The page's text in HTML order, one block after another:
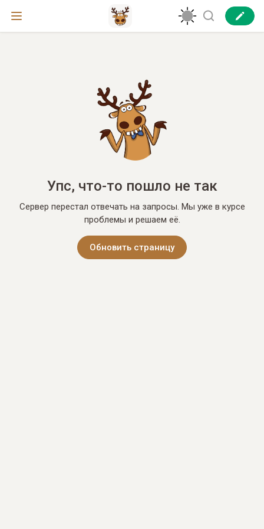
Упс, что-то пошло не так
Сервер перестал отвечать на запросы. Мы уже в курсе
проблемы и решаем её.
Обновить страницу